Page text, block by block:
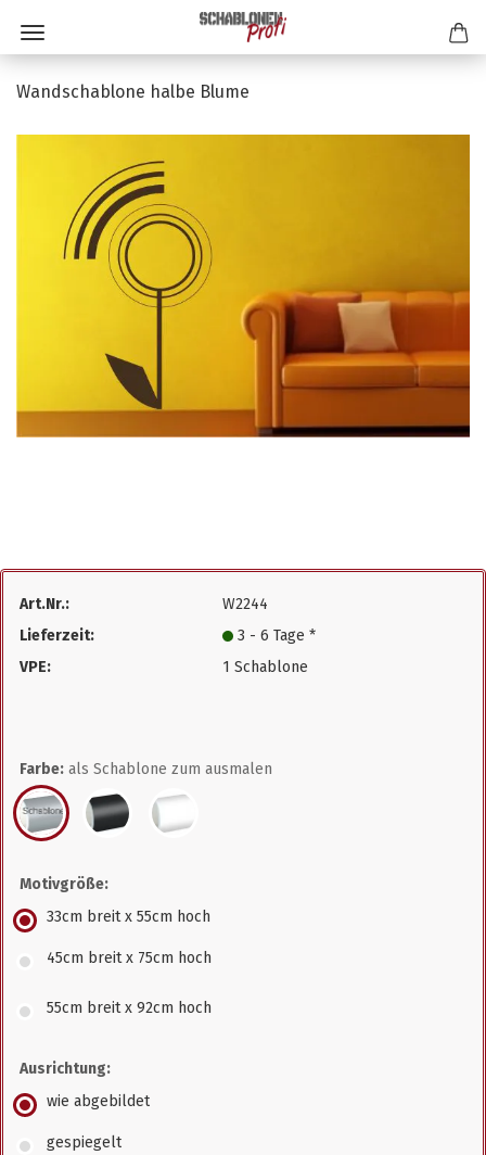
Wandschablone halbe Blume
Art.Nr.:
W2244
Lieferzeit:
3 - 6 Tage *
VPE:
1 Schablone
Farbe: als Schablone zum ausmalen
Motivgröße:
33cm breit x 55cm hoch
45cm breit x 75cm hoch
55cm breit x 92cm hoch
Ausrichtung:
wie abgebildet
gespiegelt